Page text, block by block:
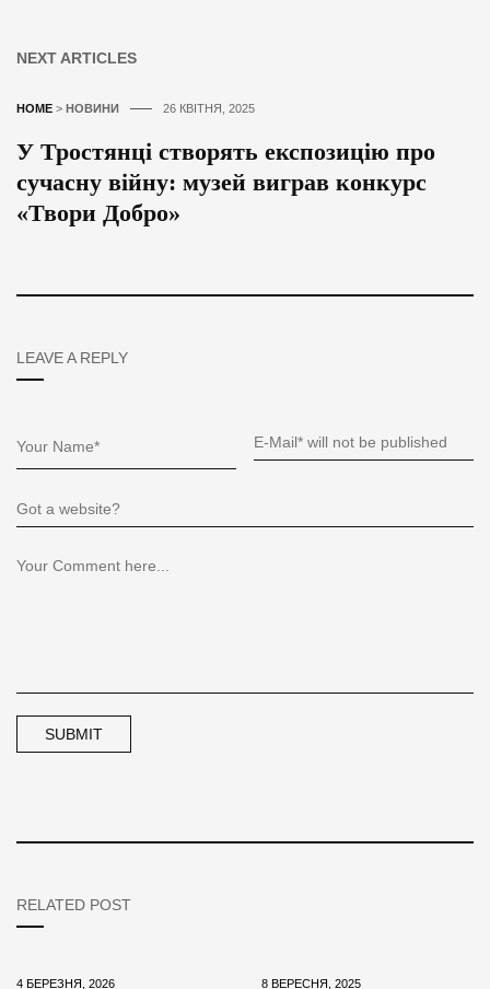
NEXT ARTICLES
HOME > НОВИНИ 26 КВІТНЯ, 2025
У Тростянці створять експозицію про
сучасну війну: музей виграв конкурс
«Твори Добро»
LEAVE A REPLY
RELATED POST
4 БЕРЕЗНЯ, 2026 8 ВЕРЕСНЯ, 2025